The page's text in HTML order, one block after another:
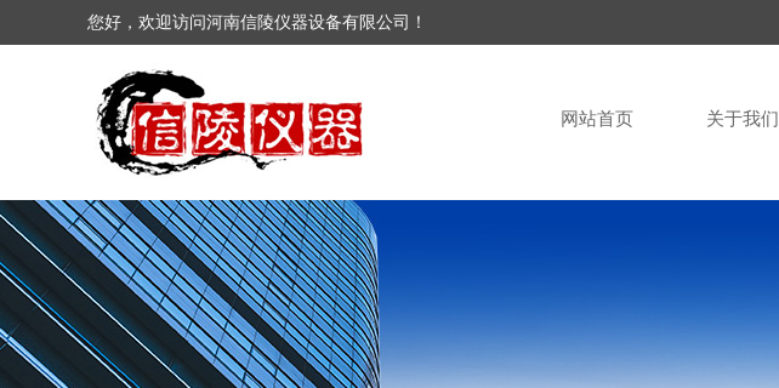
您好，欢迎访问河南信陵仪器设备有限公司！
网站首页 关于我们